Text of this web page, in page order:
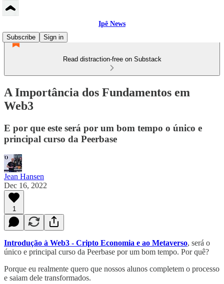
Ipê News
Subscribe
Sign in
Read distraction-free on Substack
A Importância dos Fundamentos em
Web3
E por que este será por um bom tempo o único e
principal curso da Peerbase
Jean Hansen
Dec 16, 2022
1
Introdução à Web3 - Cripto Economia e ao Metaverso, será o
único e principal curso da Peerbase por um bom tempo. Por quê?
Porque eu realmente quero que nossos alunos completem o processo
e saiam dele transformados.